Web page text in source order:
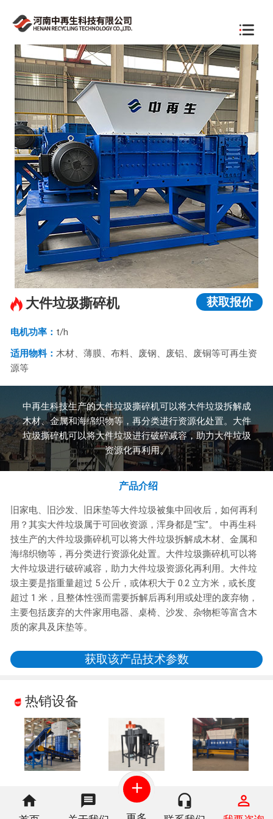
大件垃圾撕碎机 获取报价
电机功率： t/h
适用物料： 木材、薄膜、布料、废钢、废铝、废铜等可再生资
源等
中再生科技生产的大件垃圾撕碎机可以将大件垃圾拆解成
木材、金属和海绵织物等，再分类进行资源化处置。大件
垃圾撕碎机可以将大件垃圾进行破碎减容，助力大件垃圾
资源化再利用。
产品介绍
旧家电、旧沙发、旧床垫等大件垃圾被集中回收后，如何再利
用？其实大件垃圾属于可回收资源，浑身都是“宝”。 中再生科
技生产的大件垃圾撕碎机可以将大件垃圾拆解成木材、金属和
海绵织物等，再分类进行资源化处置。大件垃圾撕碎机可以将
大件垃圾进行破碎减容，助力大件垃圾资源化再利用。大件垃
圾主要是指重量超过 5 公斤，或体积大于 0.2 立方米，或长度
超过 1 米，且整体性强而需要拆解后再利用或处理的废弃物，
主要包括废弃的大件家用电器、桌椅、沙发、杂物柜等富含木
质的家具及床垫等。
获取该产品技术参数
热销设备
home message
add
headset_mic perm_identity